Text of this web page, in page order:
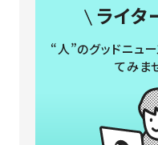
ライタ
“人”のグッドニュ
てみま